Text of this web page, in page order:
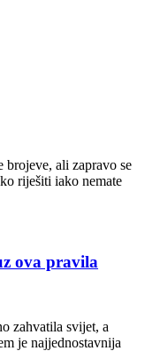
brojeve, ali zapravo se
riješiti iako nemate
ova pravila
zahvatila svijet, a
je najjednostavnija